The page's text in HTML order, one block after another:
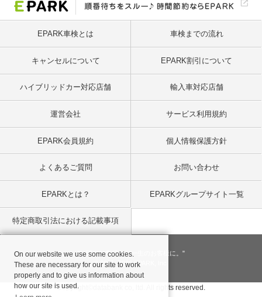
EPARK車検とは 車検までの流れ
キャンセルについて EPARK割引について
ハイブリッドカー対応店舗 輸入車対応店舗
運営会社 サービス利用規約
EPARK会員規約 個人情報保護方針
よくあるご質問 お問い合わせ
EPARKとは？ EPARKグループサイト一覧
特定商取引法における記載事項
"一回のお客様を、一生のお客様に。"
© 2001- 2026 EPARK, Inc.
Copyright©databank co, ltd. All rights reserved.
On our website we use some cookies.
These are necessary for our site to work
properly and to give us information about
how our site is used.